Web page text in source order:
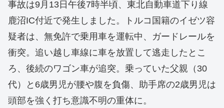
事故は9月13日午後7時半頃、東北自動車道下り線
鹿沼IC付近で発生しました。トルコ国籍のイゼツ容
疑者は、無免許で乗用車を運転中、ガードレールを
衝突。追い越し車線に車を放置して逃走したとこ
ろ、後続のワゴン車が追突。乗っていた父親（30
代）と6歳男児が腰や腹を負傷、助手席の2歳男児は
頭部を強く打ち意識不明の重体に。